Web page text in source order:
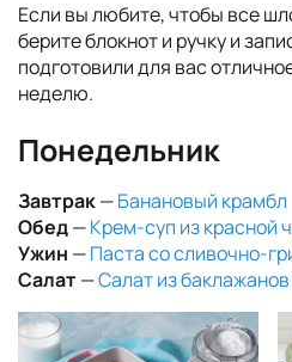
Если вы любите, чтобы все
берите блокнот и ручку и
подготовили для вас
неделю.
Понедельник
Завтрак—Банановый крамбл
Обед—Крем-суп из красной
Ужин —Паста со сливочно-
Салат—Салат из